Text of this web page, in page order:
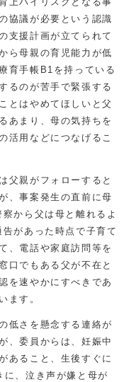
協議が必要という認識
支援計画が立てられて
ら母親の育児能力が低
育手帳B1を持っている
るのが苦手で緊張する
とはやめてほしいと父
あまり、母の気持ちを
活用などにつなげるこ
父親がフォローすると
、事案発生の直前に母
から父は母と離れるよ
があった時点で子育て
、電話や家庭訪問等を
口でもある父が不在と
を速やかにすべきであ
ます。
低さを懸念する連絡が
、委員からは、妊娠中
あること、生後すぐに
に、泣き声が嫌と母が